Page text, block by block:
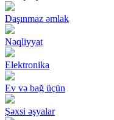
Daşınmaz əmlak
Nəqliyyat
Elektronika
Ev və bağ üçün
Şəxsi əşyalar